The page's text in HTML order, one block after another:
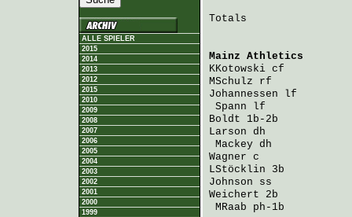
ALLE SPIELER
2015
2014
2013
2012
2015
2010
2009
2008
2007
2006
2005
2004
2003
2002
2001
2000
1999
Totals
Mainz Athletics
KKotowski cf
MSchulz rf
Johannessen lf
Spann lf               0
Boldt 1b-2b
Larson dh
Mackey dh
Wagner c
LStöcklin 3b
Johnson ss
Weichert 2b
MRaab ph-1b